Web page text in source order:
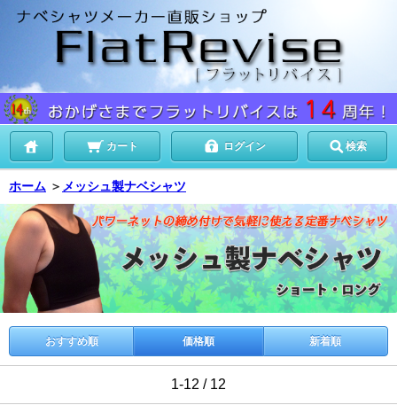
カート ログイン 検索
ホーム ＞ メッシュ製ナベシャツ
おすすめ順 価格順 新着順
1-12 / 12